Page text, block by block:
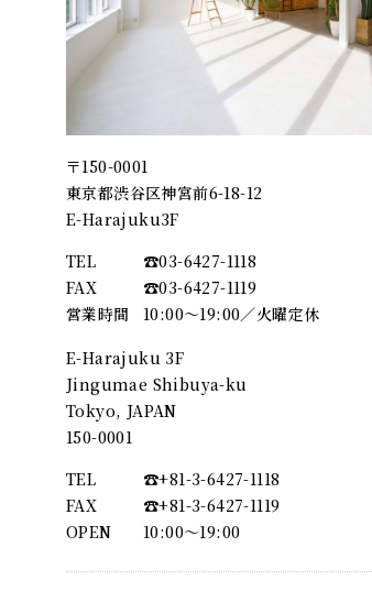
〒150-0001
東京都渋谷区神宮前6-18-12
E-Harajuku3F
TEL
☎︎03-6427-1118
FAX
☎︎03-6427-1119
営業時間
10:00～19:00／火曜定休
E-Harajuku 3F
Jingumae Shibuya-ku
Tokyo, JAPAN
150-0001
TEL
☎︎+81-3-6427-1118
FAX
☎︎+81-3-6427-1119
OPEN
10:00〜19:00